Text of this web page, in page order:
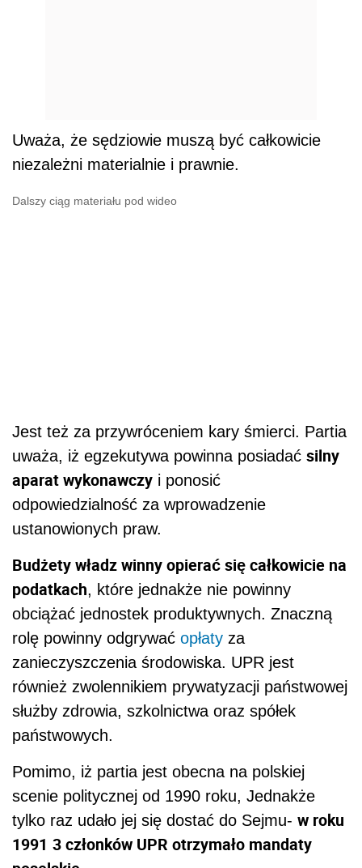
Uważa, że sędziowie muszą być całkowicie
niezależni materialnie i prawnie.
Dalszy ciąg materiału pod wideo
Jest też za przywróceniem kary śmierci. Partia
uważa, iż egzekutywa powinna posiadać silny
aparat wykonawczy i ponosić
odpowiedzialność za wprowadzenie
ustanowionych praw.
Budżety władz winny opierać się całkowicie na
podatkach, które jednakże nie powinny
obciążać jednostek produktywnych. Znaczną
rolę powinny odgrywać opłaty za
zanieczyszczenia środowiska. UPR jest
również zwolennikiem prywatyzacji państwowej
służby zdrowia, szkolnictwa oraz spółek
państwowych.
Pomimo, iż partia jest obecna na polskiej
scenie politycznej od 1990 roku, Jednakże
tylko raz udało jej się dostać do Sejmu- w roku
1991 3 członków UPR otrzymało mandaty